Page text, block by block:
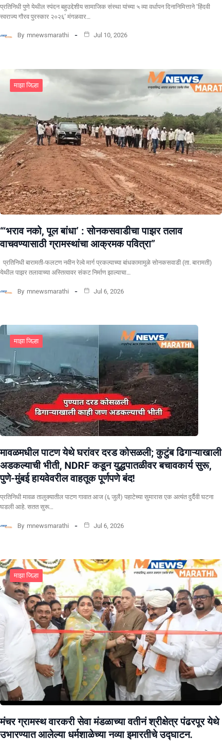
प्रतिनिधी पुणे येथील स्पंदन बहुउद्देशीय सामाजिक संस्था यांच्या ५ व्या वर्धापन दिनानिमित्ताने ‘हिंदवी
स्वराज्य गौरव पुरस्कार २०२६’ मंगळवार…
By mnewsmarathi Jul 10, 2026
माझा जिल्हा
“‘भराव नको, पूल बांधा’ : सोनकसवाडीचा पाझर तलाव
वाचवण्यासाठी ग्रामस्थांचा आक्रमक पवित्रा”
प्रतिनिधी बारामती-फलटण नवीन रेल्वे मार्ग प्रकल्पाच्या बांधकामामुळे सोनकसवाडी (ता. बारामती)
येथील पाझर तलावाच्या अस्तित्वावर संकट निर्माण झाल्याचा…
By mnewsmarathi Jul 6, 2026
माझा जिल्हा
मावळमधील पाटण येथे घरांवर दरड कोसळली; कुटुंब ढिगाऱ्याखाली
अडकल्याची भीती, NDRF कडून युद्धपातळीवर बचावकार्य सुरू,
पुणे-मुंबई हायवेवरील वाहतूक पूर्णपणे बंद!
​प्रतिनिधी मावळ तालुक्यातील पाटण गावात आज (६ जुलै) पहाटेच्या सुमारास एक अत्यंत दुर्दैवी घटना
घडली आहे. सतत सुरू…
By mnewsmarathi Jul 6, 2026
माझा जिल्हा
मंचर ग्रामस्थ वारकरी सेवा मंडळाच्या वतीनं श्रीक्षेत्र पंढरपूर येथे
उभारण्यात आलेल्या धर्मशाळेच्या नव्या इमारतीचे उद्घाटन.